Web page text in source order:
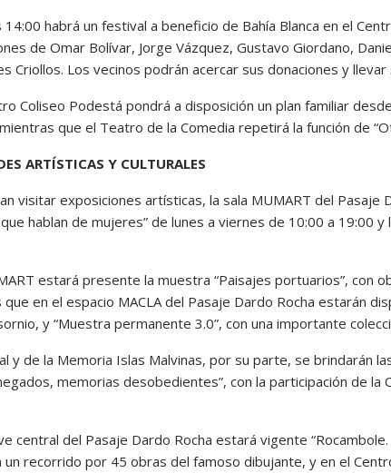
habrá un festival a beneficio de Bahía Blanca en el
de Omar Bolívar, Jorge Vázquez, Gustavo Giordano,
Criollos. Los vecinos podrán acercar sus donaciones y
Coliseo Podestá pondrá a disposición un plan familiar
que el Teatro de la Comedia repetirá la función de
ARTÍSTICAS Y CULTURALES
visitar exposiciones artísticas, la sala MUMART del Pasaje
hablan de mujeres” de lunes a viernes de 10:00 a 19:00
estará presente la muestra “Paisajes portuarios”, con
en el espacio MACLA del Pasaje Dardo Rocha estarán
y “Muestra permanente 3.0”, con una importante
y de la Memoria Islas Malvinas, por su parte, se brindarán
memorias desobedientes”, con la participación de la
central del Pasaje Dardo Rocha estará vigente
un recorrido por 45 obras del famoso dibujante, y en el